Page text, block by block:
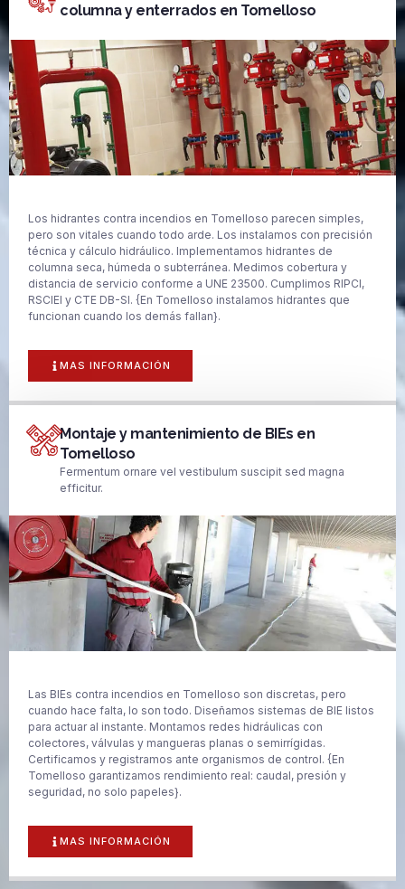
columna y enterrados en Tomelloso
Los hidrantes contra incendios en Tomelloso parecen simples,
pero son vitales cuando todo arde. Los instalamos con precisión
técnica y cálculo hidráulico. Implementamos hidrantes de
columna seca, húmeda o subterránea. Medimos cobertura y
distancia de servicio conforme a UNE 23500. Cumplimos RIPCI,
RSCIEI y CTE DB-SI. {En Tomelloso instalamos hidrantes que
funcionan cuando los demás fallan}.
MAS INFORMACIÓN
Montaje y mantenimiento de BIEs en
Tomelloso
Fermentum ornare vel vestibulum suscipit sed magna
efficitur.
Las BIEs contra incendios en Tomelloso son discretas, pero
cuando hace falta, lo son todo. Diseñamos sistemas de BIE listos
para actuar al instante. Montamos redes hidráulicas con
colectores, válvulas y mangueras planas o semirrígidas.
Certificamos y registramos ante organismos de control. {En
Tomelloso garantizamos rendimiento real: caudal, presión y
seguridad, no solo papeles}.
MAS INFORMACIÓN